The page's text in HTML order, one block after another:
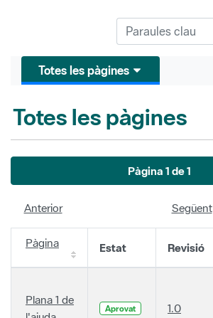
Totes les pàgines
Totes les pàgines
Pàgina 1 de 1
Anterior Següent
Pàgina Estat Revisió
Plana 1 de
Aprovat 1.0